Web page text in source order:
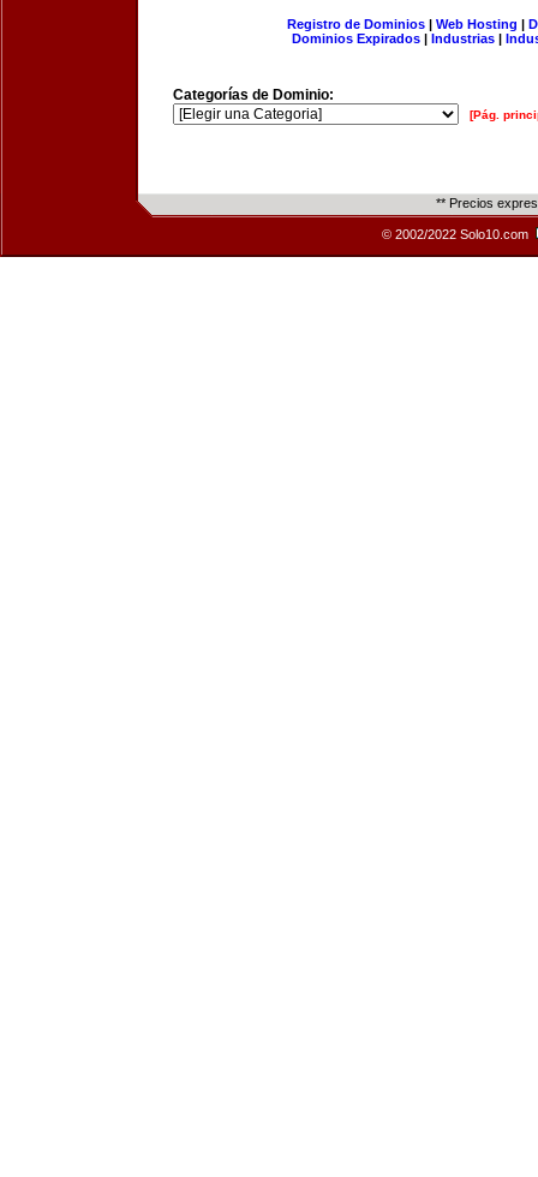
Registro de Dominios| Web Hosting |
Dominios Expirados | Industrias |
Categorías de Dominio:
[Pág.
** Precios
© 2002/2022 Solo10.com